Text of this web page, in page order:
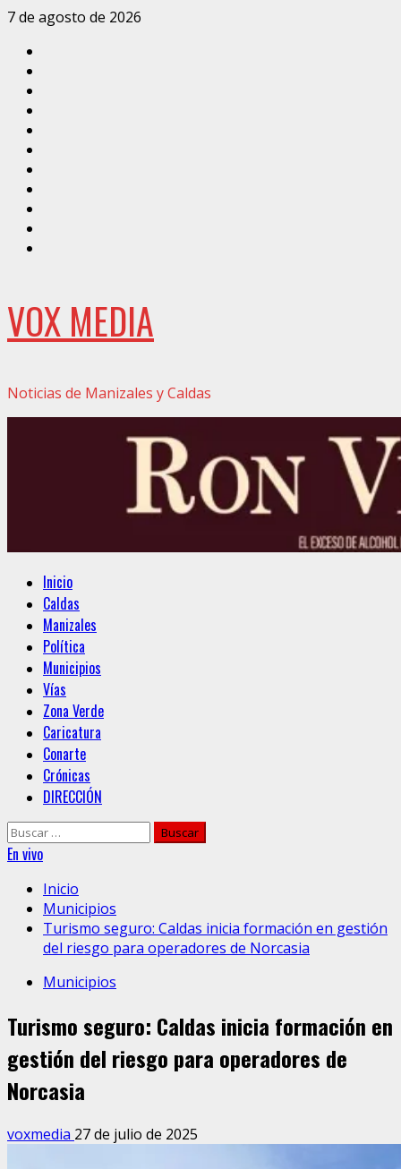
Saltar
contenido
7 de agosto de 2026
VOX MEDIA
Noticias de Manizales y Caldas
Menú
principal
Inicio
Caldas
Manizales
Política
Municipios
Vías
Zona Verde
Caricatura
Conarte
Crónicas
DIRECCIÓN
Buscar:
En vivo
Inicio
Municipios
Turismo seguro: Caldas inicia formación en gestión
del riesgo para operadores de Norcasia
Municipios
Turismo seguro: Caldas inicia formación en
gestión del riesgo para operadores de
Norcasia
voxmedia 27 de julio de 2025